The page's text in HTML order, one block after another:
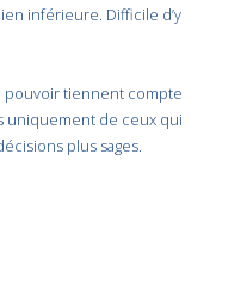
inférieure. Difficile d’y
pouvoir tiennent compte
uniquement de ceux qui
plus sages.